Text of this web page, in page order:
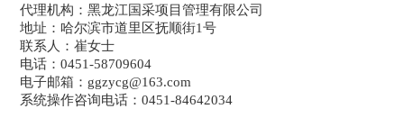
代理机构：黑龙江国采项目管理有限公司
地址：哈尔滨市道里区抚顺街1号
联系人：崔女士
电话：0451-58709604
电子邮箱：ggzycg@163.com
系统操作咨询电话：0451-84642034